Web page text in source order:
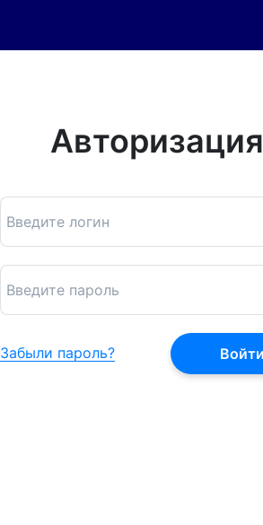
Авторизация
Забыли пароль?